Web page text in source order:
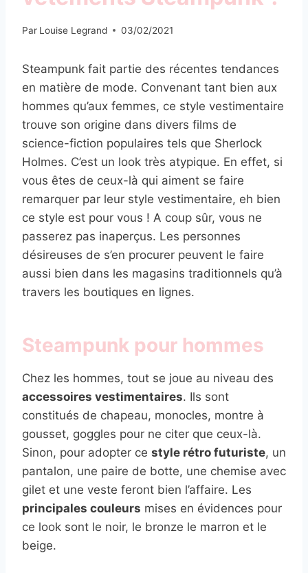
Par Louise Legrand 03/02/2021
Steampunk fait partie des récentes tendances
en matière de mode. Convenant tant bien aux
hommes qu’aux femmes, ce style vestimentaire
trouve son origine dans divers films de
science-fiction populaires tels que Sherlock
Holmes. C’est un look très atypique. En effet, si
vous êtes de ceux-là qui aiment se faire
remarquer par leur style vestimentaire, eh bien
ce style est pour vous ! A coup sûr, vous ne
passerez pas inaperçus. Les personnes
désireuses de s’en procurer peuvent le faire
aussi bien dans les magasins traditionnels qu’à
travers les boutiques en lignes.
Steampunk pour hommes
Chez les hommes, tout se joue au niveau des
accessoires vestimentaires. Ils sont
constitués de chapeau, monocles, montre à
gousset, goggles pour ne citer que ceux-là.
Sinon, pour adopter ce style rétro futuriste, un
pantalon, une paire de botte, une chemise avec
gilet et une veste feront bien l’affaire. Les
principales couleurs mises en évidences pour
ce look sont le noir, le bronze le marron et le
beige.